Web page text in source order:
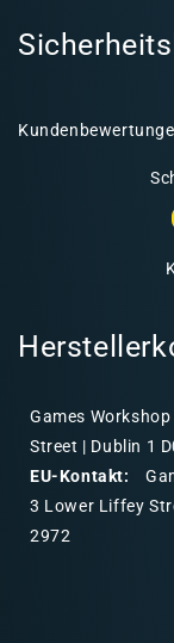
Games
Street | Dublin 1
EU-Kontakt:
3 Lower Liffey
2972